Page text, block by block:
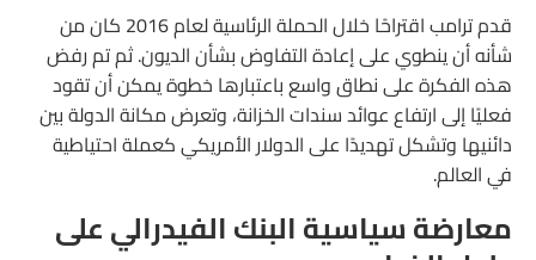
قدم ترامب اقتراحًا خلال الحملة الرئاسية لعام 2016 كان من
شأنه أن ينطوي على إعادة التفاوض بشأن الديون. ثم تم رفض
هذه الفكرة على نطاق واسع باعتبارها خطوة يمكن أن تقود
فعليًا إلى ارتفاع عوائد سندات الخزانة، وتعرض مكانة الدولة بين
دائنيها وتشكل تهديدًا على الدولار الأمريكي كعملة احتياطية
في العالم.
معارضة سياسية البنك الفيدرالي على